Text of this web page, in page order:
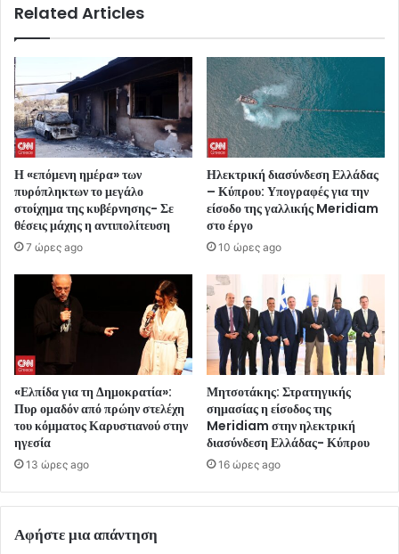
Related Articles
Η «επόμενη ημέρα» των
πυρόπληκτων το μεγάλο
στοίχημα της κυβέρνησης- Σε
θέσεις μάχης η αντιπολίτευση
7 ώρες ago
Ηλεκτρική διασύνδεση Ελλάδας
– Κύπρου: Υπογραφές για την
είσοδο της γαλλικής Meridiam
στο έργο
10 ώρες ago
«Ελπίδα για τη Δημοκρατία»:
Πυρ ομαδόν από πρώην στελέχη
του κόμματος Καρυστιανού στην
ηγεσία
13 ώρες ago
Μητσοτάκης: Στρατηγικής
σημασίας η είσοδος της
Meridiam στην ηλεκτρική
διασύνδεση Ελλάδας- Κύπρου
16 ώρες ago
Αφήστε μια απάντηση